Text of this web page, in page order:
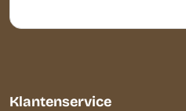
Klantenservice